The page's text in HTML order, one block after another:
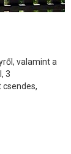
valamint a
3
csendes,